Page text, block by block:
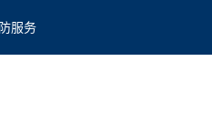
服务